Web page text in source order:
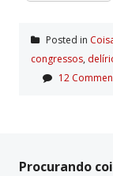
Posted in
congressos,
12
Procurando